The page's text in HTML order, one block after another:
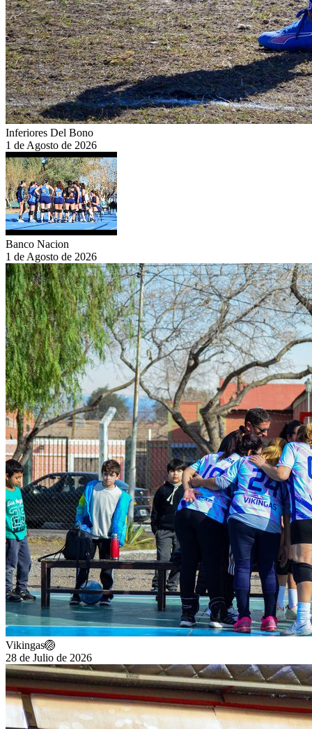
Inferiores Del Bono
1 de Agosto de 2026
Banco Nacion
1 de Agosto de 2026
Vikingas🏐
28 de Julio de 2026